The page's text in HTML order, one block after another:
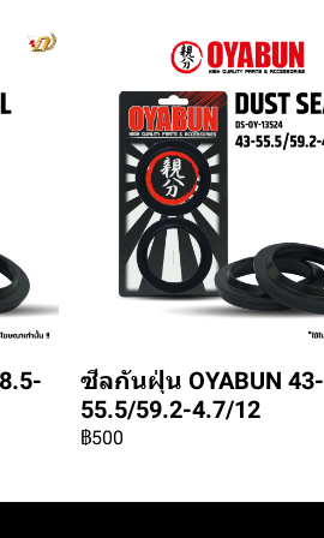
ซีลกันฝุ่น OYABUN 43-
55.5/59.2-4.7/12
฿500